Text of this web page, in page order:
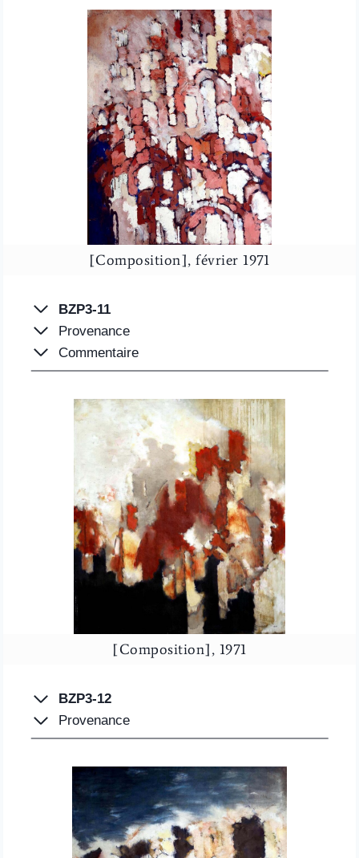
[Composition], février 1971
BZP3-11
Provenance
Commentaire
[Composition], 1971
BZP3-12
Provenance